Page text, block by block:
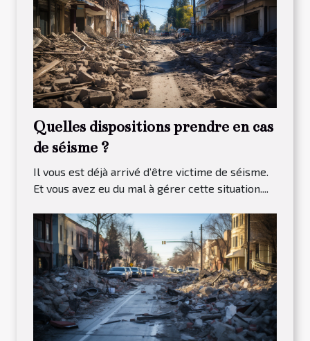
Quelles dispositions prendre en cas
de séisme ?
Il vous est déjà arrivé d’être victime de séisme.
Et vous avez eu du mal à gérer cette situation....